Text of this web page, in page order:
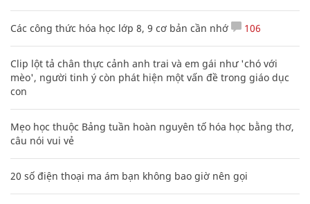
Các công thức hóa học lớp 8, 9 cơ bản cần nhớ 106
Clip lột tả chân thực cảnh anh trai và em gái như 'chó với
mèo', người tinh ý còn phát hiện một vấn đề trong giáo dục
con
Mẹo học thuộc Bảng tuần hoàn nguyên tố hóa học bằng thơ,
câu nói vui vẻ
20 số điện thoại ma ám bạn không bao giờ nên gọi